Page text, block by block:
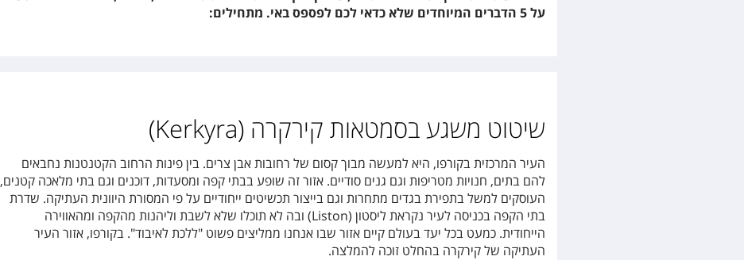
על 5 הדברים המיוחדים שלא כדאי לכם לפספס באי. מתחילים:
שיטוט משגע בסמטאות קירקרה (Kerkyra)
העיר המרכזית בקורפו, היא למעשה מבוך קסום של רחובות אבן צרים. בין פינות הרחוב הקטנטנות נחבאים
להם בתים, חנויות מטריפות וגם גנים סודיים. אזור זה שופע בבתי קפה ומסעדות, דוכנים וגם בתי מלאכה קטנים,
העוסקים למשל בתפירת בגדים מתחרות וגם בייצור תכשיטים ייחודיים על פי המסורת היוונית העתיקה. שדרת
בתי הקפה בכניסה לעיר נקראת ליסטון (Liston) ובה לא תוכלו שלא לשבת וליהנות מהקפה ומהאווירה
הייחודית. כמעט בכל יעד בעולם קיים אזור שבו אנחנו ממליצים פשוט "ללכת לאיבוד". בקורפו, אזור העיר
העתיקה של קירקרה בהחלט זוכה להמלצה.